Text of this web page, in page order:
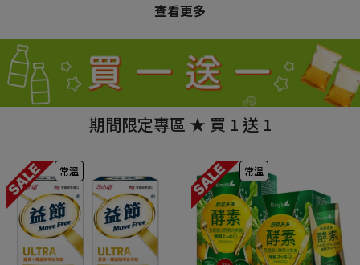
查看更多
期間限定專區 ★ 買 1 送 1
常溫 常溫